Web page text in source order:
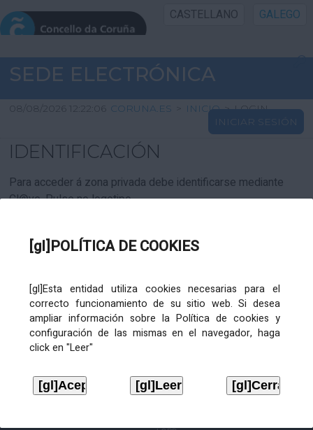
[gl]POLÍTICA DE COOKIES
[gl]Esta entidad utiliza cookies necesarias para el
correcto funcionamiento de su sitio web. Si desea
ampliar información sobre la Política de cookies y
configuración de las mismas en el navegador, haga
click en "Leer"
CASTELLANO GALEGO
INICIO SEDE
INICIO
INFORMACIÓN PÚBLICA
CARTAFOL CIDADÁN
SEDE ELECTRÓNICA
08/08/2026 12:22:06 CORUNA.ES > INICIO > LOGIN
INICIAR SESIÓN
IDENTIFICACIÓN
Para acceder á zona privada debe identificarse mediante
Cl@ve. Pulse no logotipo